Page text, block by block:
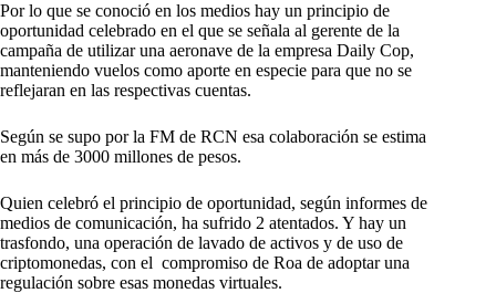
Por lo que se conoció en los medios hay un principio de
oportunidad celebrado en el que se señala al gerente de la
campaña de utilizar una aeronave de la empresa Daily Cop,
manteniendo vuelos como aporte en especie para que no se
reflejaran en las respectivas cuentas.
Según se supo por la FM de RCN esa colaboración se estima
en más de 3000 millones de pesos.
Quien celebró el principio de oportunidad, según informes de
medios de comunicación, ha sufrido 2 atentados. Y hay un
trasfondo, una operación de lavado de activos y de uso de
criptomonedas, con el compromiso de Roa de adoptar una
regulación sobre esas monedas virtuales.